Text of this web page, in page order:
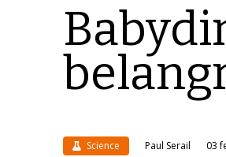
Science Paul Serail 03